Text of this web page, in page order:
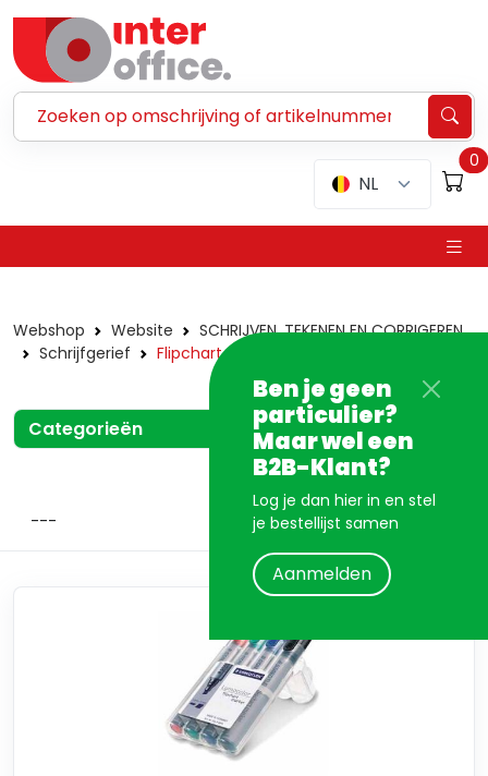
NL
0
Ben je geen
particulier?
Maar wel een
B2B-Klant?
Log je dan hier in en stel
je bestellijst samen
Aanmelden
Webshop Website
SCHRIJVEN, TEKENEN EN CORRIGEREN
Schrijfgerief
Flipchart markers
Categorieën